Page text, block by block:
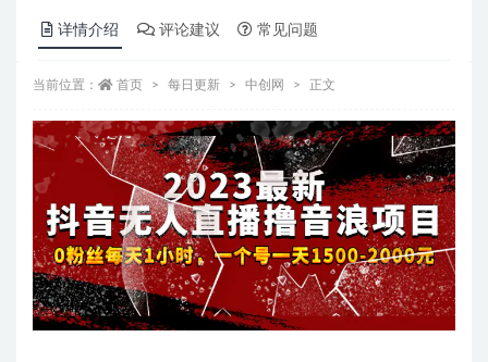
详情介绍 评论建议 常见问题
当前位置： 首页 每日更新 中创网 正文